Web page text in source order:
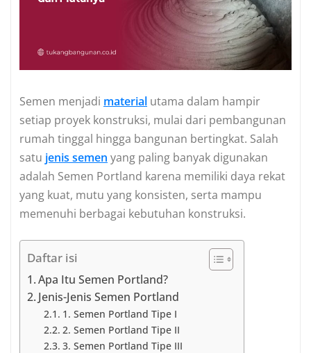
Semen menjadi material utama dalam hampir
setiap proyek konstruksi, mulai dari pembangunan
rumah tinggal hingga bangunan bertingkat. Salah
satu jenis semen yang paling banyak digunakan
adalah Semen Portland karena memiliki daya rekat
yang kuat, mutu yang konsisten, serta mampu
memenuhi berbagai kebutuhan konstruksi.
Daftar isi
Apa Itu Semen Portland?
Jenis-Jenis Semen Portland
1. Semen Portland Tipe I
2. Semen Portland Tipe II
3. Semen Portland Tipe III